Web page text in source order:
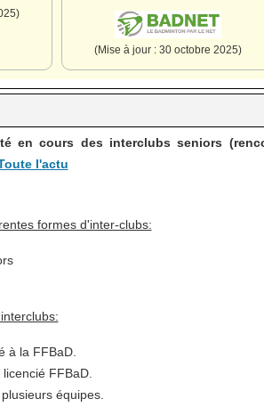
(Mise à jour : 30 octobre 2025)
en cours des interclubs seniors
l'actu
formes d'inter-clubs:
à la FFBaD.
FFBaD.
équipes.